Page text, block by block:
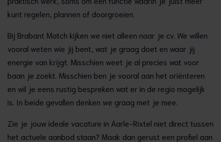
kunt regelen, plannen of doorgroeien.
Bij Brabant Match kijken we niet alleen naar je cv. We willen
vooral weten wie jij bent, wat je graag doet en waar jij
energie van krijgt. Misschien weet je al precies wat voor
baan je zoekt. Misschien ben je vooral aan het oriënteren
en wil je eens rustig bespreken wat er in de regio mogelijk
is. In beide gevallen denken we graag met je mee.
Zie je jouw ideale vacature in Aarle-Rixtel niet direct tussen
het actuele aanbod staan? Maak dan gerust een profiel aan